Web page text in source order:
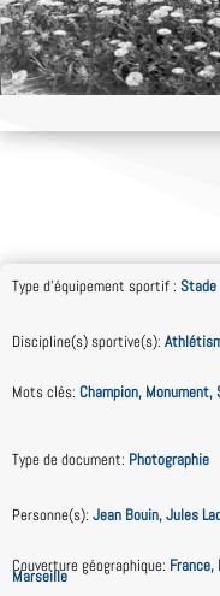
Type d'équipement sportif : Stade
Discipline(s) sportive(s):
Mots clés: Champion,
Type de document: Photographie
Personne(s): Jean Bouin, Jules
Couverture géographique: France,
Marseille